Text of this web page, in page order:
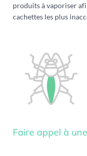
produits à vaporiser
cachettes les plus
Faire appel à